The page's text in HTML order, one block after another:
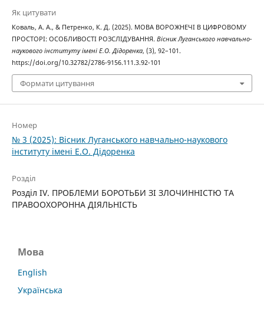
Як цитувати
Коваль, А. А., & Петренко, К. Д. (2025). МОВА ВОРОЖНЕЧІ В ЦИФРОВОМУ
ПРОСТОРІ: ОСОБЛИВОСТІ РОЗСЛІДУВАННЯ. Вісник Луганського навчально-
наукового інституту імені Е.О. Дідоренка, (3), 92–101.
https://doi.org/10.32782/2786-9156.111.3.92-101
Формати цитування
Номер
№ 3 (2025): Вісник Луганського навчально-наукового
інституту імені Е.О. Дідоренка
Розділ
Розділ ІV. ПРОБЛЕМИ БОРОТЬБИ ЗІ ЗЛОЧИННІСТЮ ТА
ПРАВООХОРОННА ДІЯЛЬНІСТЬ
Мова
English
Українська